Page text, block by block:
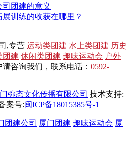
团建的意义
训练的收获在哪里？
,专营 运动类团建 水上类团建 历史
团建 休闲类团建 趣味运动会 户外
咨询我们，联系电话： 0592-
弥态文化传播有限公司 技术支持:
案号:闽ICP备18015385号-1
团建公司 厦门团建 趣味运动会 厦